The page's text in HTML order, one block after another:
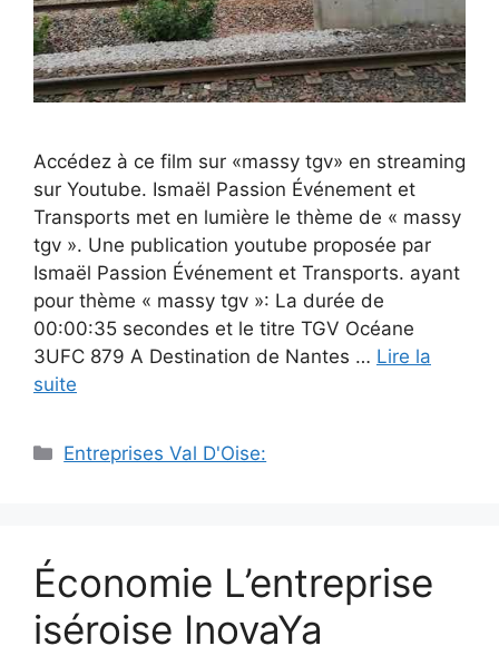
Accédez à ce film sur «massy tgv» en streaming
sur Youtube. Ismaël Passion Événement et
Transports met en lumière le thème de « massy
tgv ». Une publication youtube proposée par
Ismaël Passion Événement et Transports. ayant
pour thème « massy tgv »: La durée de
00:00:35 secondes et le titre TGV Océane
3UFC 879 A Destination de Nantes … Lire la
suite
Catégories
Entreprises Val D'Oise:
Économie L’entreprise
iséroise InovaYa